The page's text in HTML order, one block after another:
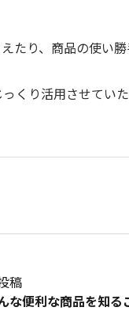
たり、商品の使い
くり活用させてい
稿
な便利な商品を知る